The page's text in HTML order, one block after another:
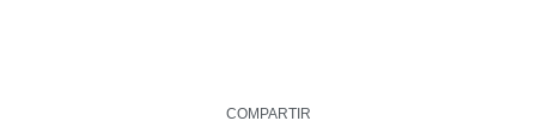
COMPARTIR